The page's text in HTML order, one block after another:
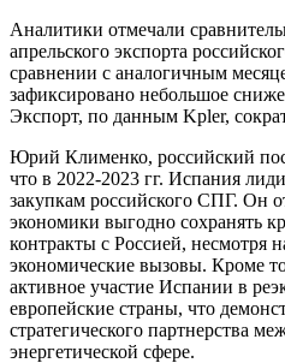
Аналитики отмечали
апрельского экспорта
сравнении с аналогичным
зафиксировано небольшое
Экспорт, по данным Kpler,
Юрий Клименко, российский
что в 2022-2023 гг. Испания
закупкам российского СПГ. Он
экономики выгодно сохранять
контракты с Россией, несмотря
экономические вызовы. Кроме
активное участие Испании в
европейские страны, что
стратегического партнерства
энергетической сфере.